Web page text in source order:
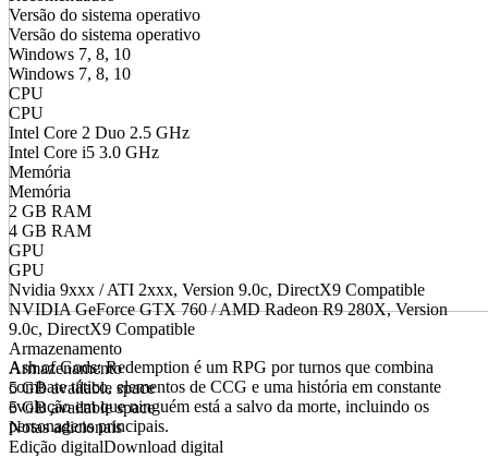
Ash of Gods: Redemption é um RPG por turnos que combina
combate tático, elementos de CCG e uma história em constante
evolução em que ninguém está a salvo da morte, incluindo os
personagens principais.
Versão do sistema operativo
Versão do sistema operativo
Windows 7, 8, 10
Windows 7, 8, 10
CPU
CPU
Intel Core 2 Duo 2.5 GHz
Intel Core i5 3.0 GHz
Memória
Memória
2 GB RAM
4 GB RAM
GPU
GPU
Nvidia 9xxx / ATI 2xxx, Version 9.0c, DirectX9 Compatible
NVIDIA GeForce GTX 760 / AMD Radeon R9 280X, Version
9.0c, DirectX9 Compatible
Armazenamento
Armazenamento
5 GB available space
5 GB available space
Notas adicionais
Edição digitalDownload digital